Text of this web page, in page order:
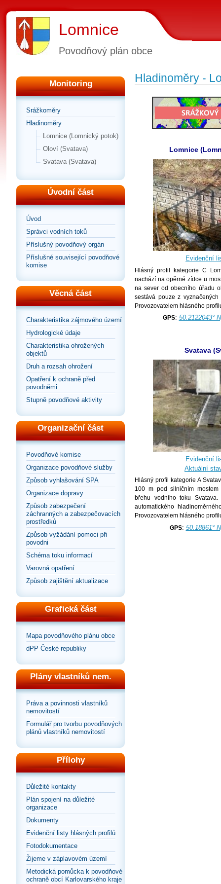
Lomnice
Povodňový plán obce
Monitoring
Srážkoměry
Hladinoměry
Lomnice (Lomnický potok)
Oloví (Svatava)
Svatava (Svatava)
Úvodní část
Úvod
Správci vodních toků
Příslušný povodňový orgán
Příslušné související povodňové
komise
Věcná část
Charakteristika zájmového území
Hydrologické údaje
Charakteristika ohrožených
objektů
Druh a rozsah ohrožení
Opatření k ochraně před
povodněmi
Stupně povodňové aktivity
Organizační část
Povodňové komise
Organizace povodňové služby
Způsob vyhlašování SPA
Organizace dopravy
Způsob zabezpečení
záchranných a zabezpečovacích
prostředků
Způsob vyžádání pomoci při
povodni
Schéma toku informací
Varovná opatření
Způsob zajištění aktualizace
Grafická část
Mapa povodňového plánu obce
dPP České republiky
Plány vlastníků nem.
Práva a povinnosti vlastníků
nemovitostí
Formulář pro tvorbu povodňových
plánů vlastníků nemovitostí
Přílohy
Důležité kontakty
Plán spojení na důležité
organizace
Dokumenty
Evidenční listy hlásných profilů
Fotodokumentace
Žijeme v záplavovém území
Metodická pomůcka k povodňové
ochraně obcí Karlovarského kraje
Hladinoměry -
Lomnice
Evidenční
Hlásný profil kategorie C
nachází na opěrné zídce u
na sever od obecního úřadu
sestává pouze z
Provozovatelem hlásného
GPS: 50.2122043°
Svatava
Evidenční
Aktuální
Hlásný profil kategorie A
100 m pod silničním
břehu vodního toku
automatického
Provozovatelem hlásného
GPS: 50.18861°